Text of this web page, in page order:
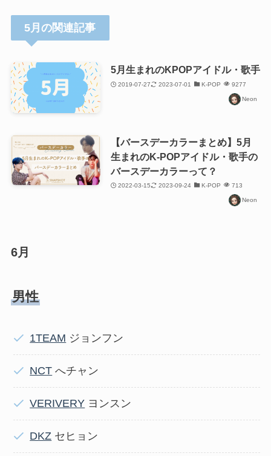
5月の関連記事
5月生まれのKPOPアイドル・歌手
2019-07-27 2023-07-01 K-POP 9277
Neon
【バースデーカラーまとめ】5月
生まれのK-POPアイドル・歌手の
バースデーカラーって？
2022-03-15 2023-09-24 K-POP 713
Neon
6月
男性
1TEAM ジョンフン
NCT へチャン
VERIVERY ヨンスン
DKZ セヒョン